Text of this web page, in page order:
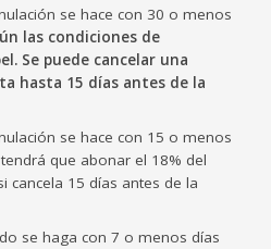
se hace con 30 o menos
las condiciones de
Se puede cancelar una
hasta 15 días antes de la
se hace con 15 o menos
que abonar el 18% del
cancela 15 días antes de la
se haga con 7 o menos días